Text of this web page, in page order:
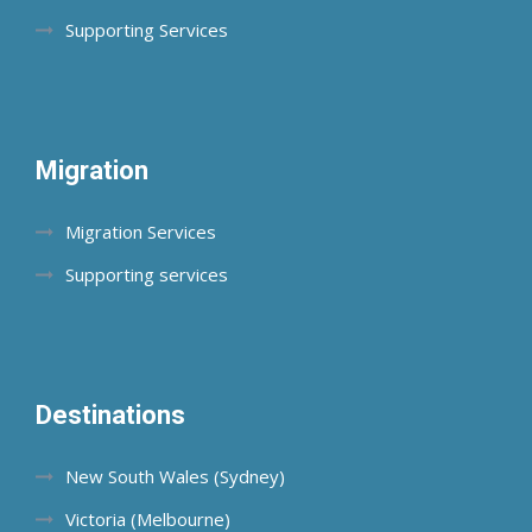
Supporting Services
Migration
Migration Services
Supporting services
Destinations
New South Wales (Sydney)
Victoria (Melbourne)